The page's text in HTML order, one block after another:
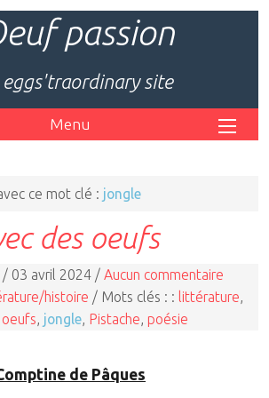
passion
eggs'traordinary site
Menu
ce mot clé : jongle
des oeufs
/ 03 avril 2024 / Aucun commentaire
histoire / Mots clés : : littérature
oeufs jongle Pistache poésie
de Pâques